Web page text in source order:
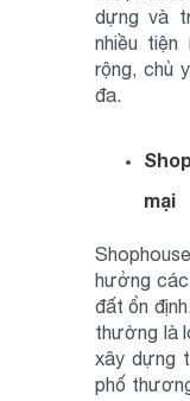
dựng và
nhiều
rộng, chủ
đa.
mại
hưởng
đất ổn
thường là
xây dựng
phố